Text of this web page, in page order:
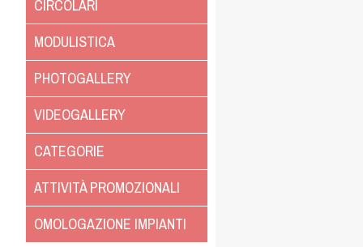
CIRCOLARI
MODULISTICA
PHOTOGALLERY
VIDEOGALLERY
CATEGORIE
ATTIVITÀ PROMOZIONALI
OMOLOGAZIONE IMPIANTI